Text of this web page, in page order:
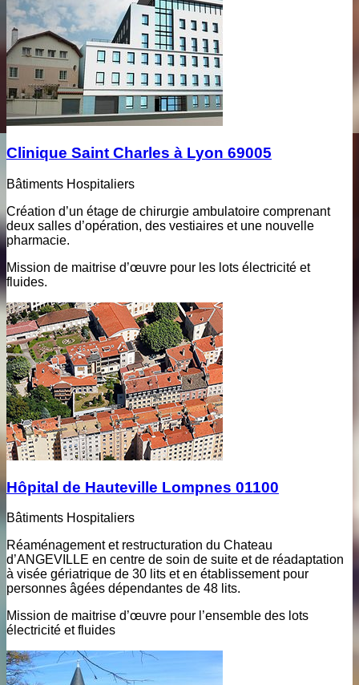
Clinique Saint Charles à Lyon 69005
Bâtiments Hospitaliers
Création d’un étage de chirurgie ambulatoire comprenant
deux salles d’opération, des vestiaires et une nouvelle
pharmacie.
Mission de maitrise d’œuvre pour les lots électricité et
fluides.
Hôpital de Hauteville Lompnes 01100
Bâtiments Hospitaliers
Réaménagement et restructuration du Chateau
d’ANGEVILLE en centre de soin de suite et de réadaptation
à visée gériatrique de 30 lits et en établissement pour
personnes âgées dépendantes de 48 lits.
Mission de maitrise d’œuvre pour l’ensemble des lots
électricité et fluides